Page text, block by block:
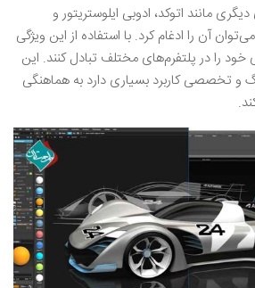
مانند اتوکد، ادوبی ایلوستریتور و
آن را ادغام کرد. با استفاده از این ویژگی
خود را در پلتفرم‌های مختلف تبادل کنند. این
و تخصصی کاربرد بسیاری دارد به هماهنگی